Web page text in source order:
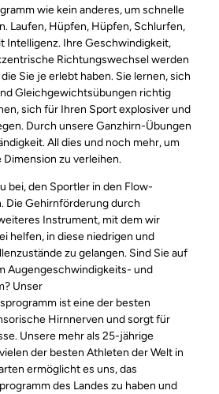
wie kein anderes, um schnelle
Laufen, Hüpfen, Hüpfen, Schlurfen,
Intelligenz. Ihre Geschwindigkeit,
Richtungswechsel werden
Sie je erlebt haben. Sie lernen, sich
Gleichgewichtsübungen richtig
sich für Ihren Sport explosiver und
Durch unsere Ganzhirn-Übungen
All dies und noch mehr, um
zu verleihen.
bei, den Sportler in den Flow-
Die Gehirnförderung durch
Instrument, mit dem wir
helfen, in diese niedrigen und
zu gelangen. Sind Sie auf
Augengeschwindigkeits- und
Unser
ist eine der besten
Hirnnerven und sorgt für
Unsere mehr als 25-jährige
der besten Athleten der Welt in
ermöglicht es uns, das
des Landes zu haben und